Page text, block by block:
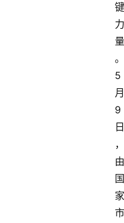
键
力
量
。
5
月
9
日
，
由
国
家
市